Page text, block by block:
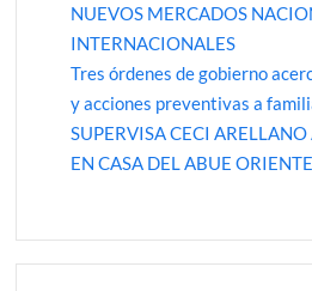
NUEVOS MERCADOS
INTERNACIONALES
Tres órdenes de gobierno
y acciones preventivas a
SUPERVISA CECI
EN CASA DEL ABUE ORIENTE